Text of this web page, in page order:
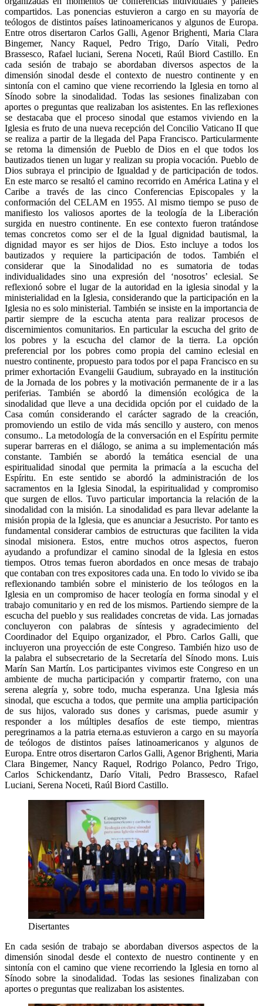
compartidos. Las ponencias estuvieron a cargo en su mayoría de
teólogos de distintos países latinoamericanos y algunos de Europa.
Entre otros disertaron Carlos Galli, Agenor Brighenti, Maria Clara
Bingemer, Nancy Raquel, Pedro Trigo, Darío Vitali, Pedro
Brassesco, Rafael luciani, Serena Noceti, Raúl Biord Castillo. En
cada sesión de trabajo se abordaban diversos aspectos de la
dimensión sinodal desde el contexto de nuestro continente y en
sintonía con el camino que viene recorriendo la Iglesia en torno al
Sínodo sobre la sinodalidad. Todas las sesiones finalizaban con
aportes o preguntas que realizaban los asistentes. En las reflexiones
se destacaba que el proceso sinodal que estamos viviendo en la
Iglesia es fruto de una nueva recepción del Concilio Vaticano II que
se realiza a partir de la llegada del Papa Francisco. Particularmente
se retoma la dimensión de Pueblo de Dios en el que todos los
bautizados tienen un lugar y realizan su propia vocación. Pueblo de
Dios subraya el principio de Igualdad y de participación de todos.
En este marco se resaltó el camino recorrido en América Latina y el
Caribe a través de las cinco Conferencias Episcopales y la
conformación del CELAM en 1955. Al mismo tiempo se puso de
manifiesto los valiosos aportes de la teología de la Liberación
surgida en nuestro continente. En ese contexto fueron tratándose
temas concretos como ser el de la Igual dignidad bautismal, la
dignidad mayor es ser hijos de Dios. Esto incluye a todos los
bautizados y requiere la participación de todos. También el
considerar que la Sinodalidad no es sumatoria de todas
individualidades sino una expresión del ‘nosotros’ eclesial. Se
reflexionó sobre el lugar de la autoridad en la iglesia sinodal y la
ministerialidad en la Iglesia, considerando que la participación en la
Iglesia no es solo ministerial. También se insiste en la importancia de
partir siempre de la escucha atenta para realizar procesos de
discernimientos comunitarios. En particular la escucha del grito de
los pobres y la escucha del clamor de la tierra. La opción
preferencial por los pobres como propia del camino eclesial en
nuestro continente, propuesto para todos por el papa Francisco en su
primer exhortación Evangelii Gaudium, subrayado en la institución
de la Jornada de los pobres y la motivación permanente de ir a las
periferias. También se abordó la dimensión ecológica de la
sinodalidad que lleve a una decidida opción por el cuidado de la
Casa común considerando el carácter sagrado de la creación,
promoviendo un estilo de vida más sencillo y austero, con menos
consumo.. La metodología de la conversación en el Espíritu permite
superar barreras en el diálogo, se anima a su implementación más
constante. También se abordó la temática esencial de una
espiritualidad sinodal que permita la primacía a la escucha del
Espíritu. En este sentido se abordó la administración de los
sacramentos en la Iglesia Sinodal, la espiritualidad y compromiso
que surgen de ellos. Tuvo particular importancia la relación de la
sinodalidad con la misión. La sinodalidad es para llevar adelante la
misión propia de la Iglesia, que es anunciar a Jesucristo. Por tanto es
fundamental considerar cambios de estructuras que faciliten la vida
sinodal misionera. Estos, entre muchos otros aspectos, fueron
ayudando a profundizar el camino sinodal de la Iglesia en estos
tiempos. Otros temas fueron abordados en once mesas de trabajo
que contaban con tres expositores cada una. En todo lo vivido se iba
reflexionando también sobre el ministerio de los teólogos en la
Iglesia en un compromiso de hacer teología en forma sinodal y el
trabajo comunitario y en red de los mismos. Partiendo siempre de la
escucha del pueblo y sus realidades concretas de vida. Las jornadas
concluyeron con palabras de síntesis y agradecimiento del
Coordinador del Equipo organizador, el Pbro. Carlos Galli, que
incluyeron una proyección de este Congreso. También hizo uso de
la palabra el subsecretario de la Secretaría del Sínodo mons. Luis
Marín San Martín. Los participantes vivimos este Congreso en un
ambiente de mucha participación y compartir fraterno, con una
serena alegría y, sobre todo, mucha esperanza. Una Iglesia más
sinodal, que escucha a todos, que permite una amplia participación
de sus hijos, valorado sus dones y carismas, puede asumir y
responder a los múltiples desafíos de este tiempo, mientras
peregrinamos a la patria eterna.as estuvieron a cargo en su mayoría
de teólogos de distintos países latinoamericanos y algunos de
Europa. Entre otros disertaron Carlos Galli, Agenor Brighenti, Maria
Clara Bingemer, Nancy Raquel, Rodrigo Polanco, Pedro Trigo,
Carlos Schickendantz, Darío Vitali, Pedro Brassesco, Rafael
Luciani, Serena Noceti, Raúl Biord Castillo.
Disertantes
En cada sesión de trabajo se abordaban diversos aspectos de la
dimensión sinodal desde el contexto de nuestro continente y en
sintonía con el camino que viene recorriendo la Iglesia en torno al
Sínodo sobre la sinodalidad. Todas las sesiones finalizaban con
aportes o preguntas que realizaban los asistentes.